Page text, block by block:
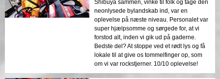
Shibuya sammen, vinke til folk og tage den
neonlysede bylandskab ind, var en
oplevelse på næste niveau. Personalet var
super hjælpsomme og sørgede for, at vi
forstod alt, inden vi gik ud på gaderne.
Bedste del? At stoppe ved et rødt lys og få
lokale til at give os tommelfinger op, som
om vi var rockstjerner. 10/10 oplevelse!